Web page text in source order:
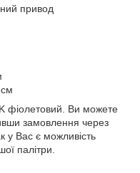
привод
фіолетовий. Ви можете
замовлення через
у Вас є можливість
палітри.